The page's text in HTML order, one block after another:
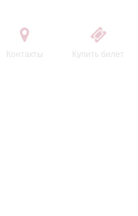
Контакты Купить билет